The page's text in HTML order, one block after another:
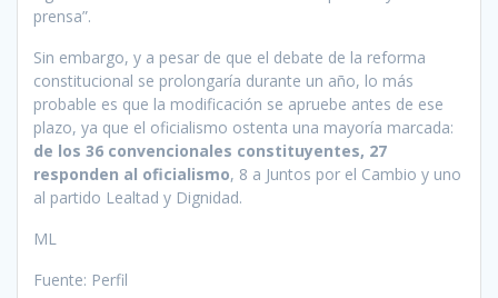
prensa”.
Sin embargo, y a pesar de que el debate de la reforma
constitucional se prolongaría durante un año, lo más
probable es que la modificación se apruebe antes de ese
plazo, ya que el oficialismo ostenta una mayoría marcada:
de los 36 convencionales constituyentes, 27
responden al oficialismo, 8 a Juntos por el Cambio y uno
al partido Lealtad y Dignidad.
ML
Fuente: Perfil